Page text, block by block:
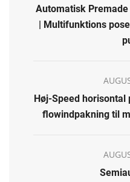
Automatisk
| Multifunktions
Høj-Speed
flowindpakning til